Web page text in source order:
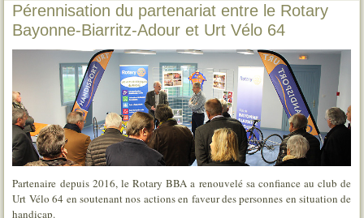
Pérennisation du partenariat entre le Rotary
Bayonne-Biarritz-Adour et Urt Vélo 64
Partenaire depuis 2016, le Rotary BBA a renouvelé sa confiance au club de
Urt Vélo 64 en soutenant nos actions en faveur des personnes en situation de
handicap.